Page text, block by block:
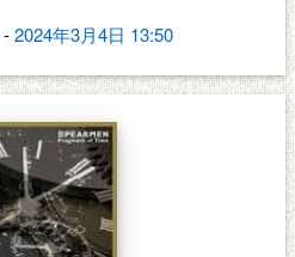
-2024年3月4日 13:50